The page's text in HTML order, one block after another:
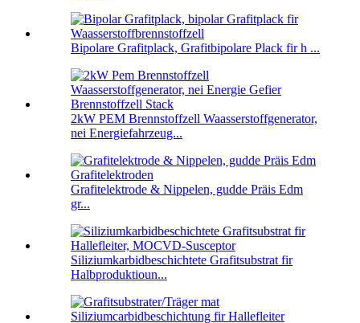
Bipolare Grafitplack, Grafitbipolare Plack fir h ...
2kW PEM Brennstoffzell Waasserstoffgenerator,
nei Energiefahrzeug...
Grafitelektrode & Nippelen, gudde Präis Edm
gr...
Siliziumkarbidbeschichtete Grafitsubstrat fir
Halbproduktioun...